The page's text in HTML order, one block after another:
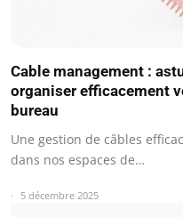
Cable management :
organiser efficacement
bureau
Une gestion de câbles
dans nos espaces de…
5 décembre 2025